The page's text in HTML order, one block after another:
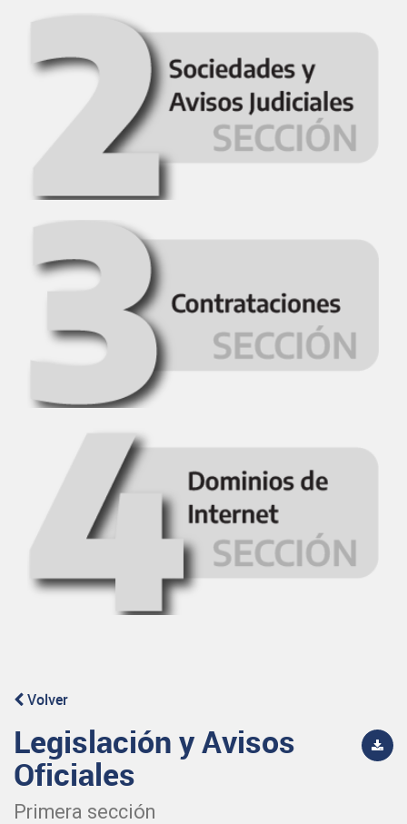
Volver
Legislación y Avisos
Oficiales
Primera sección